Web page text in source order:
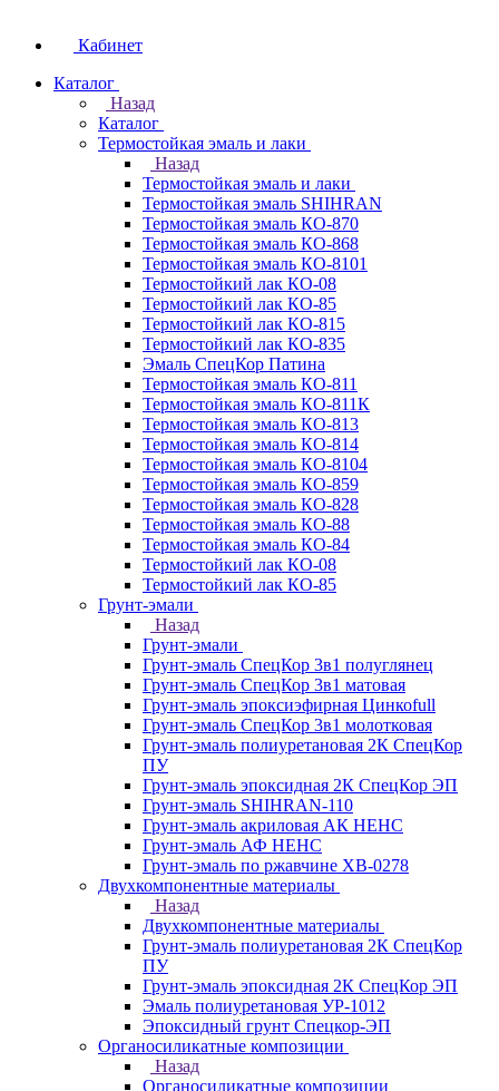
Кабинет
Каталог
Назад
Каталог
Термостойкая эмаль и лаки
Назад
Термостойкая эмаль и лаки
Термостойкая эмаль SHIHRAN
Термостойкая эмаль КО-870
Термостойкая эмаль КО-868
Термостойкая эмаль КО-8101
Термостойкий лак КО-08
Термостойкий лак КО-85
Термостойкий лак КО-815
Термостойкий лак КО-835
Эмаль СпецКор Патина
Термостойкая эмаль КО-811
Термостойкая эмаль КО-811К
Термостойкая эмаль КО-813
Термостойкая эмаль КО-814
Термостойкая эмаль КО-8104
Термостойкая эмаль КО-859
Термостойкая эмаль КО-828
Термостойкая эмаль КО-88
Термостойкая эмаль КО-84
Термостойкий лак КО-08
Термостойкий лак КО-85
Грунт-эмали
Назад
Грунт-эмали
Грунт-эмаль СпецКор 3в1 полуглянец
Грунт-эмаль СпецКор 3в1 матовая
Грунт-эмаль эпоксиэфирная Цинкоfull
Грунт-эмаль СпецКор 3в1 молотковая
Грунт-эмаль полиуретановая 2К СпецКор
ПУ
Грунт-эмаль эпоксидная 2К СпецКор ЭП
Грунт-эмаль SHIHRAN-110
Грунт-эмаль акриловая АК НЕНС
Грунт-эмаль АФ НЕНС
Грунт-эмаль по ржавчине ХВ-0278
Двухкомпонентные материалы
Назад
Двухкомпонентные материалы
Грунт-эмаль полиуретановая 2К СпецКор
ПУ
Грунт-эмаль эпоксидная 2К СпецКор ЭП
Эмаль полиуретановая УР-1012
Эпоксидный грунт Спецкор-ЭП
Органосиликатные композиции
Назад
Органосиликатные композиции